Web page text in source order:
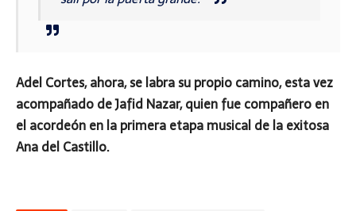
Adel Cortes, ahora, se labra su propio camino, esta vez
acompañado de Jafid Nazar, quien fue compañero en
el acordeón en la primera etapa musical de la exitosa
Ana del Castillo.